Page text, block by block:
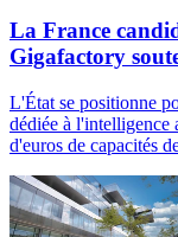
La France
Gigafactory
L'État se positionne
dédiée à l'intelligence
d'euros de capacités